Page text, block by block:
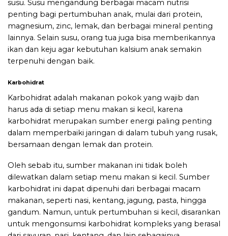
susu. Susu mengandung berbagai macam nutrisi
penting bagi pertumbuhan anak, mulai dari protein,
magnesium, zinc, lemak, dan berbagai mineral penting
lainnya. Selain susu, orang tua juga bisa memberikannya
ikan dan keju agar kebutuhan kalsium anak semakin
terpenuhi dengan baik.
Karbohidrat
Karbohidrat adalah makanan pokok yang wajib dan
harus ada di setiap menu makan si kecil, karena
karbohidrat merupakan sumber energi paling penting
dalam memperbaiki jaringan di dalam tubuh yang rusak,
bersamaan dengan lemak dan protein.
Oleh sebab itu, sumber makanan ini tidak boleh
dilewatkan dalam setiap menu makan si kecil. Sumber
karbohidrat ini dapat dipenuhi dari berbagai macam
makanan, seperti nasi, kentang, jagung, pasta, hingga
gandum. Namun, untuk pertumbuhan si kecil, disarankan
untuk mengonsumsi karbohidrat kompleks yang berasal